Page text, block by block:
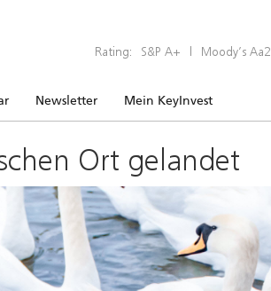
Rating: S&P A+ | Moody’s Aa2
Newsletter Mein KeyInvest
Ort gelandet